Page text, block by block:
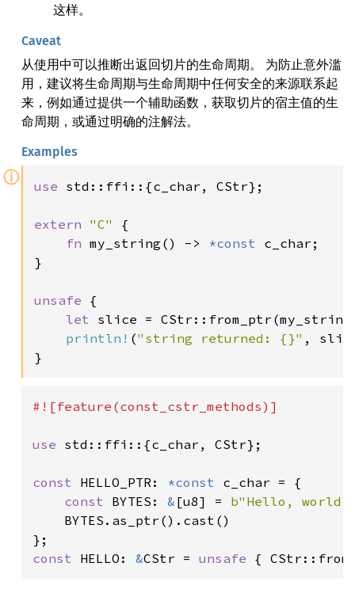
这样。
Caveat
从使用中可以推断出返回切片的生命周期。 为防止意外滥
用，建议将生命周期与生命周期中任何安全的来源联系起
来，例如通过提供一个辅助函数，获取切片的宿主值的生
命周期，或通过明确的注解法。
Examples
ⓘ use std::ffi::{c_char, CStr};
extern "C" {
fn my_string() -> *const c_char;
}
unsafe {
let slice =
println! ("string returned: {}" ,
}
#![feature(const_cstr_methods)]
use std::ffi::{c_char, CStr};
const HELLO_PTR: *const c_char = {
const BYTES: & [u8] = b"Hello,
    BYTES.as_ptr().cast()
const HELLO: &CStr = unsafe {